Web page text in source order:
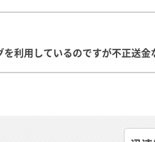
利用しているのですが不正送金